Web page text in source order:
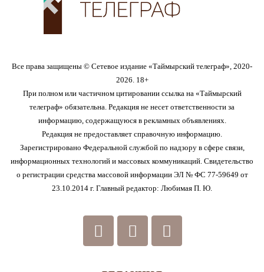
Все права защищены © Сетевое издание «Таймырский телеграф», 2020-
2026. 18+
При полном или частичном цитировании ссылка на «Таймырский
телеграф» обязательна. Редакция не несет ответственности за
информацию, содержащуюся в рекламных объявлениях.
Редакция не предоставляет справочную информацию.
Зарегистрировано Федеральной службой по надзору в сфере связи,
информационных технологий и массовых коммуникаций. Свидетельство
о регистрации средства массовой информации ЭЛ № ФС 77-59649 от
23.10.2014 г. Главный редактор: Любимая П. Ю.